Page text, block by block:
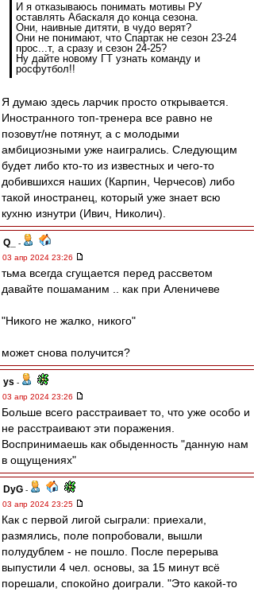
И я отказываюсь понимать мотивы РУ
оставлять Абаскаля до конца сезона.
Они, наивные дитяти, в чудо верят?
Они не понимают, что Спартак не сезон 23-24
прос...т, а сразу и сезон 24-25?
Ну дайте новому ГТ узнать команду и
росфутбол!!
Я думаю здесь ларчик просто открывается.
Иностранного топ-тренера все равно не
позовут/не потянут, а с молодыми
амбициозными уже наигрались. Следующим
будет либо кто-то из известных и чего-то
добившихся наших (Карпин, Черчесов) либо
такой иностранец, который уже знает всю
кухню изнутри (Ивич, Николич).
Q_
-
03 апр 2024 23:26
тьма всегда сгущается перед рассветом
давайте пошаманим .. как при Аленичеве
"Никого не жалко, никого"
может снова получится?
ys -
03 апр 2024 23:26
Больше всего расстраивает то, что уже особо и
не расстраивают эти поражения.
Воспринимаешь как обыденность "данную нам
в ощущениях"
DyG -
03 апр 2024 23:25
Как с первой лигой сыграли: приехали,
размялись, поле попробовали, вышли
полудублем - не пошло. После перерыва
выпустили 4 чел. основы, за 15 минут всё
порешали, спокойно доиграли. "Это какой-то